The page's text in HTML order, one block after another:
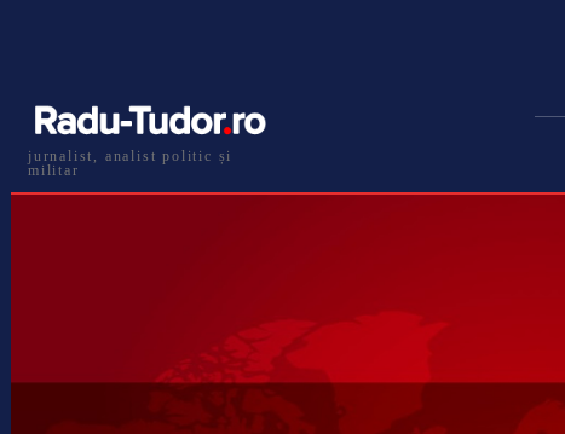
jurnalist, analist politic și
militar